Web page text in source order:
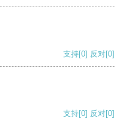
支持[0] 反对[0]
支持[0] 反对[0]